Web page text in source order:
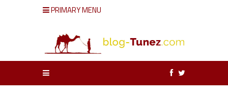
PRIMARY MENU